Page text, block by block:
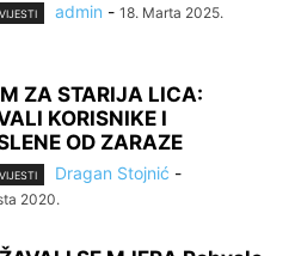
admin - 18. Marta 2025.
ZA STARIJA LICA:
KORISNIKE I
OD ZARAZE
Dragan Stojnić -
2020.